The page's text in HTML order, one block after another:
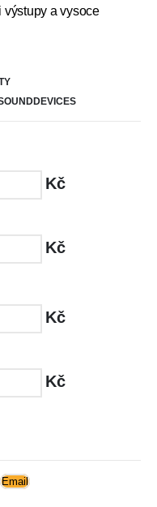
výstupy a vysoce
Kč
Kč
Kč
Kč
Email